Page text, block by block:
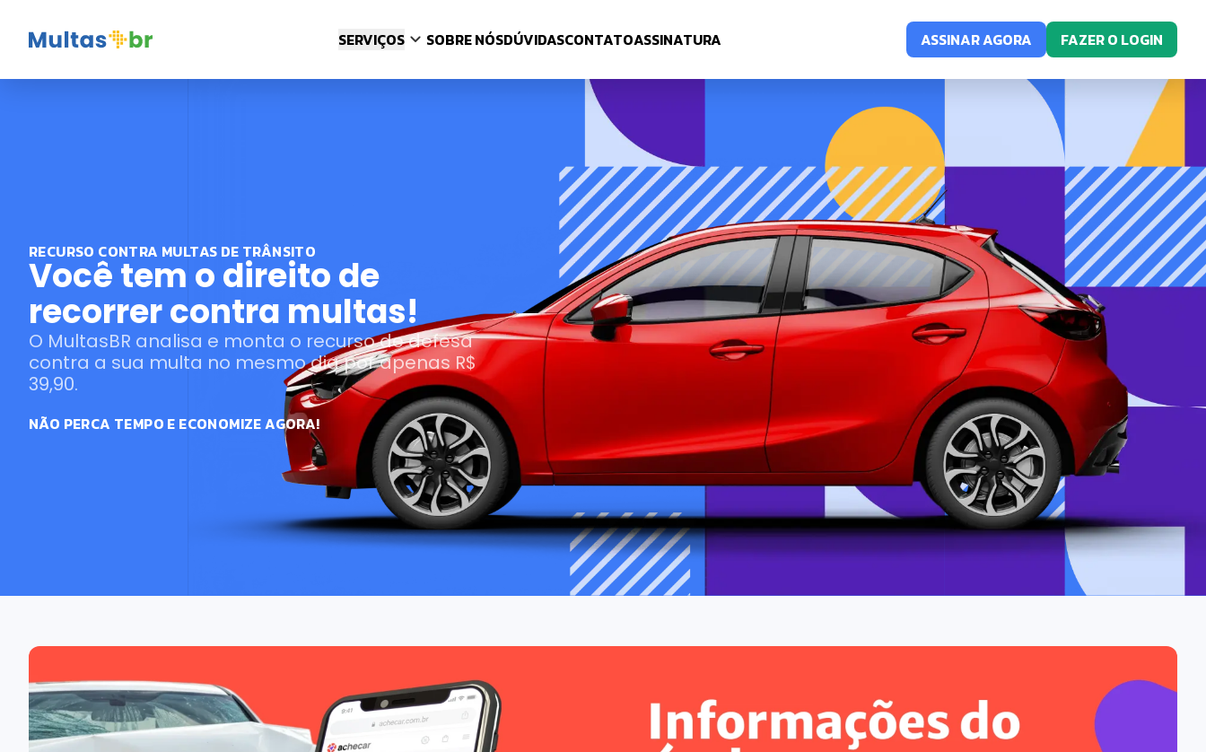
SERVIÇOS SOBRE NÓSDÚVIDASCONTATOASSINATURA ASSINAR AGORA FAZER O LOGIN
RECURSO CONTRA MULTAS DE TRÂNSITO
Você tem o direito de
recorrer contra multas!
O MultasBR analisa e monta o recurso de defesa
contra a sua multa no mesmo dia por apenas R$
39,90.
NÃO PERCA TEMPO E ECONOMIZE AGORA!